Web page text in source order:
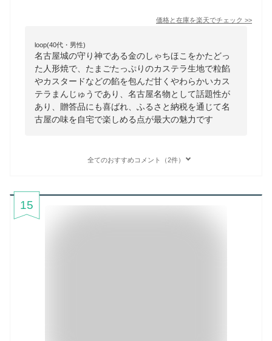
価格と在庫を楽天でチェック >>
loop(40代・男性)
名古屋城の守り神である金のしゃちほこをかたどっ
た人形焼で、たまごたっぷりのカステラ生地で粒餡
やカスタードなどの餡を包んだ甘くやわらかいカス
テラまんじゅうであり、名古屋名物として話題性が
あり、贈答品にも喜ばれ、ふるさと納税を通じて名
古屋の味を自宅で楽しめる点が最大の魅力です
全てのおすすめコメント（2件）
15